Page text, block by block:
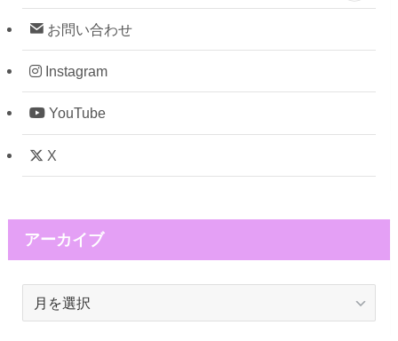
お問い合わせ
Instagram
YouTube
X
アーカイブ